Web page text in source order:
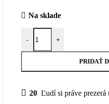
Na sklade
-
množstvo Vykurovací
+
PRIDAŤ
20 Ľudí si práve prezerá